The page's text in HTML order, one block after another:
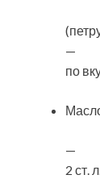
—
по
—
2 ст.